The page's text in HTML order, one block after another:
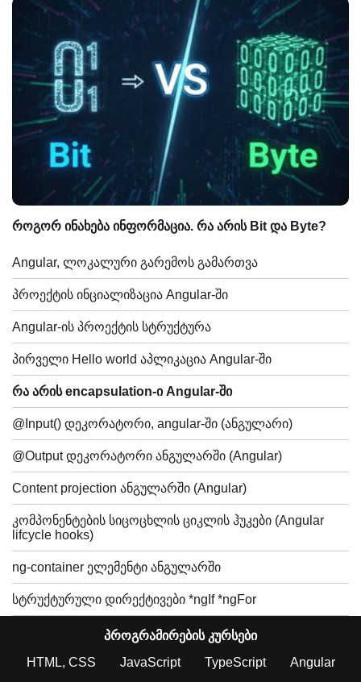
როგორ ინახება ინფორმაცია. რა არის Bit და Byte?
Angular, ლოკალური გარემოს გამართვა
პროექტის ინციალიზაცია Angular-ში
Angular-ის პროექტის სტრუქტურა
პირველი Hello world აპლიკაცია Angular-ში
რა არის encapsulation-ი Angular-ში
@Input() დეკორატორი, angular-ში (ანგულარი)
@Output დეკორატორი ანგულარში (Angular)
Content projection ანგულარში (Angular)
კომპონენტების სიცოცხლის ციკლის ჰუკები (Angular
lifcycle hooks)
ng-container ელემენტი ანგულარში
სტრუქტურული დირექტივები *ngIf *ngFor
პროგრამირების კურსები
HTML, CSS
JavaScript TypeScript Angular